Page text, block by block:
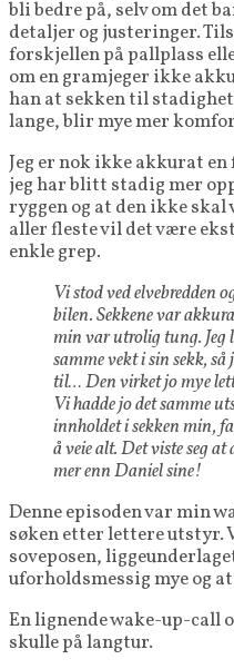
bli bedre på, selv om det
detaljer og justeringer.
forskjellen på pallplass
om en gramjeger ikke
han at sekken til
lange, blir mye mer
Jeg er nok ikke akkurat
jeg har blitt stadig mer
ryggen og at den ikke
aller fleste vil det være
enkle grep.
Vi stod ved elvebredden
bilen. Sekkene var
min var utrolig tung. Jeg
samme vekt i sin sekk,
til… Den virket jo mye
Vi hadde jo det samme
innholdet i sekken min,
å veie alt. Det viste seg
mer enn Daniel sine!
Denne episoden var min
søken etter lettere utstyr.
soveposen,
uforholdsmessig mye og
En lignende wake-up-call
skulle på langtur.